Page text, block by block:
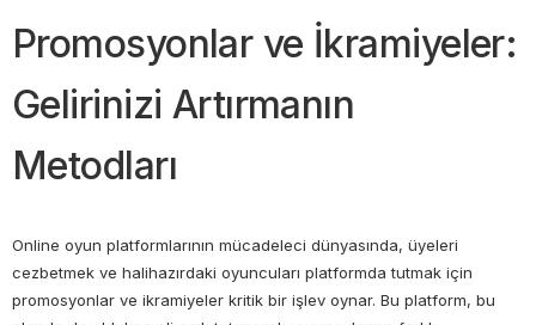
Promosyonlar ve İkramiyeler:
Gelirinizi Artırmanın
Metodları
Online oyun platformlarının mücadeleci dünyasında, üyeleri
cezbetmek ve halihazırdaki oyuncuları platformda tutmak için
promosyonlar ve ikramiyeler kritik bir işlev oynar. Bu platform, bu